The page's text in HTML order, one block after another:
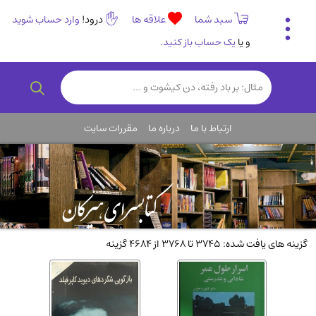
سبد شما علاقه ها درود! وارد حساب شوید
و یایک حساب باز کنید.
تاریخی و فرهنگی
(838)
رمان و داستان ایرانی(307)
روانشناسی(357)
انگلیسی و زبان خارجی(14)
کودکان و نوجوانان(76)
کتب نادر و کمیاب(19)
روانشناسی(112)
طب گیاهی و سنتی(45)
فلسفه و جامعه شناسی(151)
ادبیات و شعر
ارتباط با ما درباره ما مقررات سایت
گزینه های یافت شده: 3745 تا 3768 از 4684 گزینه